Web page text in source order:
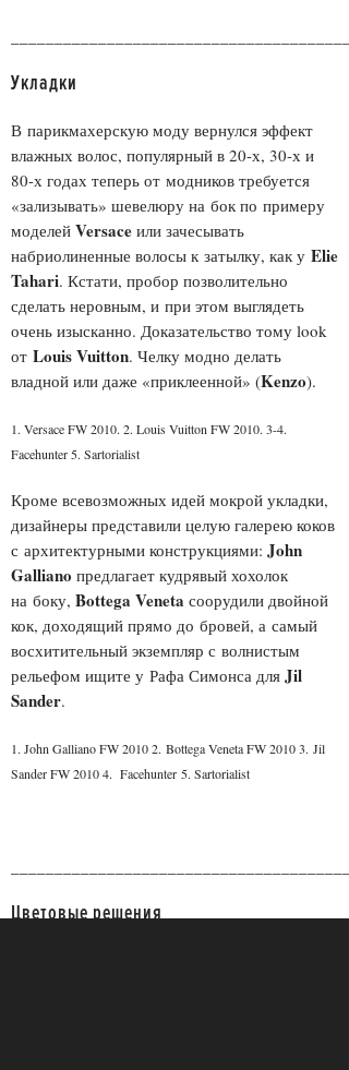
Укладки
В парикмахерскую моду вернулся эффект
влажных волос, популярный в 20-х, 30-х и
80-х годах теперь от модников требуется
«зализывать» шевелюру на бок по примеру
моделей Versace или зачесывать
набриолиненные волосы к затылку, как у Elie
Tahari. Кстати, пробор позволительно
сделать неровным, и при этом выглядеть
очень изысканно. Доказательство тому look
от Louis Vuitton. Челку модно делать
владной или даже «приклеенной» (Kenzo).
1. Versace FW 2010. 2. Louis Vuitton FW 2010. 3-4.
Facehunter 5. Sartorialist
Кроме всевозможных идей мокрой укладки,
дизайнеры представили целую галерею коков
с архитектурными конструкциями: John
Galliano предлагает кудрявый хохолок
на боку, Bottega Veneta соорудили двойной
кок, доходящий прямо до бровей, а самый
восхитительный экземпляр с волнистым
рельефом ищите у Рафа Симонса для Jil
Sander.
1. John Galliano FW 2010 2. Bottega Veneta FW 2010 3. Jil
Sander FW 2010 4. Facehunter 5. Sartorialist
Цветовые решения